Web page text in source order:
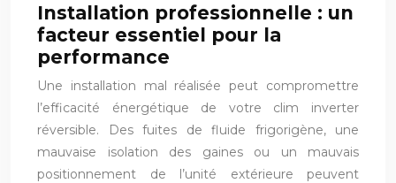
Installation professionnelle : un
facteur essentiel pour la
performance
Une installation mal réalisée peut compromettre
l’efficacité énergétique de votre clim inverter
réversible. Des fuites de fluide frigorigène, une
mauvaise isolation des gaines ou un mauvais
positionnement de l’unité extérieure peuvent